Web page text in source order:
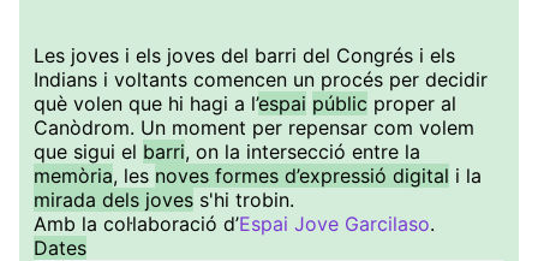
Les joves i els joves del barri del Congrés i els
Indians i voltants comencen un procés per decidir
què volen que hi hagi a l’espai públic proper al
Canòdrom. Un moment per repensar com volem
que sigui el barri, on la intersecció entre la
memòria, les noves formes d’expressió digital i la
mirada dels joves s'hi trobin.
Amb la col·laboració d’Espai Jove Garcilaso.
Dates